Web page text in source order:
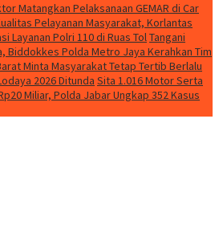
Matangkan Pelaksanaan GEMAR di Car
Pelayanan Masyarakat, Korlantas
Layanan Polri 110 di Ruas TolTangani
Biddokkes Polda Metro Jaya Kerahkan Tim
Minta Masyarakat Tetap Tertib Berlalu
2026 Ditunda Sita 1.016 Motor Serta
Miliar, Polda Jabar Ungkap 352 Kasus